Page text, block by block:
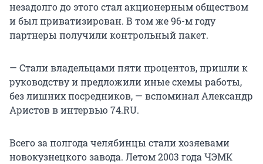
незадолго до этого стал акционерным обществом
и был приватизирован. В том же 96-м году
партнеры получили контрольный пакет.
— Стали владельцами пяти процентов, пришли к
руководству и предложили иные схемы работы,
без лишних посредников, — вспоминал Александр
Аристов в интервью 74.RU.
Всего за полгода челябинцы стали хозяевами
новокузнецкого завода. Летом 2003 года ЧЭМК